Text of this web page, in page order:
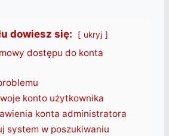
dowiesz się: ukryj
dostępu do konta
konto użytkownika
konta administratora
system w poszukiwaniu